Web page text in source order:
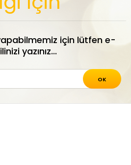
için lütfen e-
yazınız...
OK